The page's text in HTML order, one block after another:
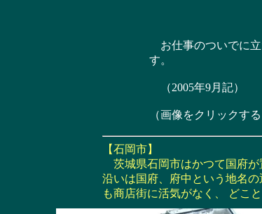
お仕事のついでに立
す。
（2005年9月記）
（画像をクリックす
【石岡市】
茨城県石岡市はかつて国府が
沿いは国府、府中という地名
も商店街に活気がなく、 どこ